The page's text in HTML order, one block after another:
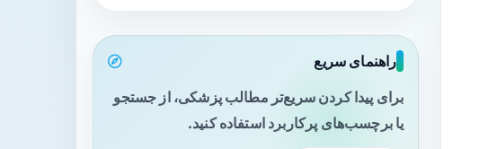
راهنمای سریع
برای پیدا کردن سریع‌تر مطالب پزشکی، از جستجو
یا برچسب‌های پرکاربرد استفاده کنید.